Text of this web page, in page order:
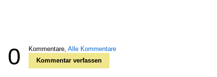
0 Kommentare, Alle Kommentare
Kommentar verfassen